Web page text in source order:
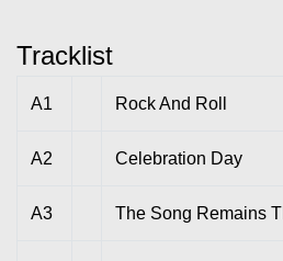
Tracklist
A1 Rock And Roll
A2 Celebration Day
A3 The Song Remains